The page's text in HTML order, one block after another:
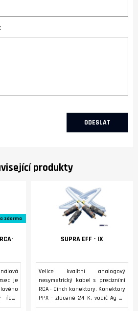
produkty
zdarma
je
řadě
SUPRA EFF - IX
Velice kvalitní analogový
nesymetrický kabel s precizními
RCA - Cinch konektory. Konektory
PPX - zlacené 24 K, vodič Ag pl.
OFC, dielekrikum PE, stínění